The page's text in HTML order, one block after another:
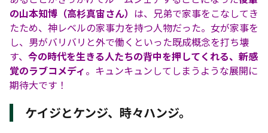
の山本知博（高杉真宙さん） は、兄弟で家事をこなしてき
たため、神レベルの家事力を持つ人物だった。女が家事を
し、男がバリバリと外で働くといった既成概念を打ち壊
す、 今の時代を生きる人たちの背中を押してくれる、新感
覚のラブコメディ。キュンキュンしてしまうような展開に
期待大です！
ケイジとケンジ、時々ハンジ。